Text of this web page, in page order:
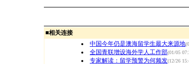
■相关连接
中国今年仍是澳海留学生最大来源地
全国青联增设海外学人工作部(01/05
专家解读：留学预警为何频发(12/26